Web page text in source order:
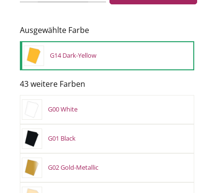
Ausgewählte Farbe
G14 Dark-Yellow
43 weitere Farben
G00 White
G01 Black
G02 Gold-Metallic